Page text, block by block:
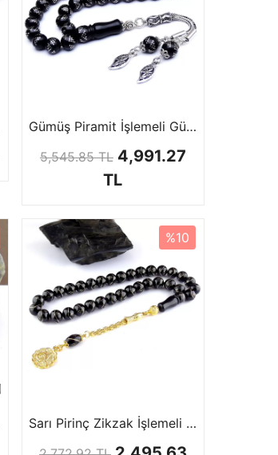
Gümüş Piramit İşlemeli Gürcistan Oltu Tesbih
5,545.85 TL 4,991.27
TL
%10
Sarı Pirinç Zikzak İşlemeli Gürcistan Oltu Tesbihi